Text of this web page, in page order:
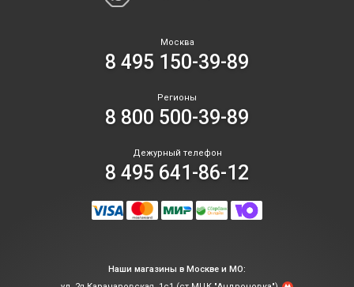
Москва
8 495 150-39-89
Регионы
8 800 500-39-89
Дежурный телефон
8 495 641-86-12
Наши магазины в Москве и МО: